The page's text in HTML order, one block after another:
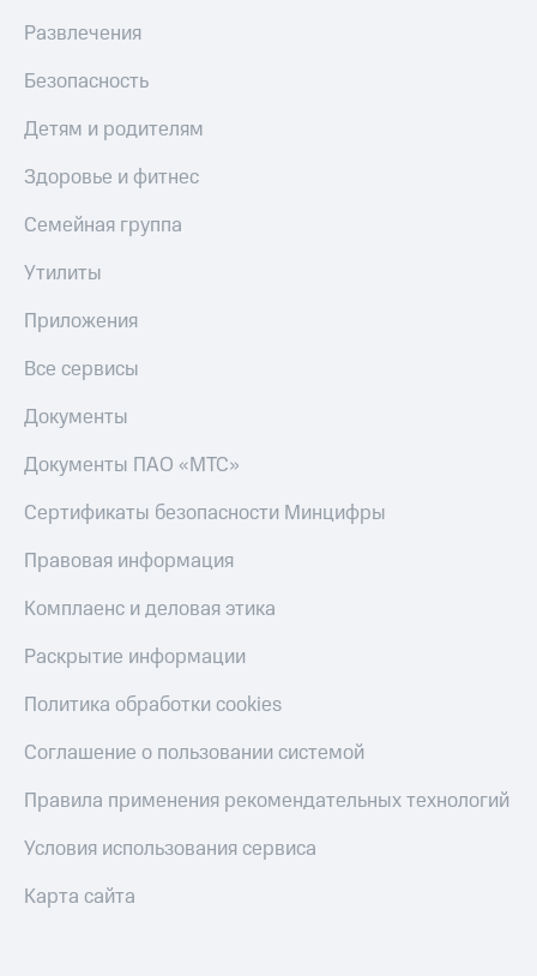
Развлечения
Безопасность
Детям и родителям
Здоровье и фитнес
Семейная группа
Утилиты
Приложения
Все сервисы
Документы
Документы ПАО «МТС»
Сертификаты безопасности Минцифры
Правовая информация
Комплаенс и деловая этика
Раскрытие информации
Политика обработки cookies
Соглашение о пользовании системой
Правила применения рекомендательных технологий
Условия использования сервиса
Карта сайта